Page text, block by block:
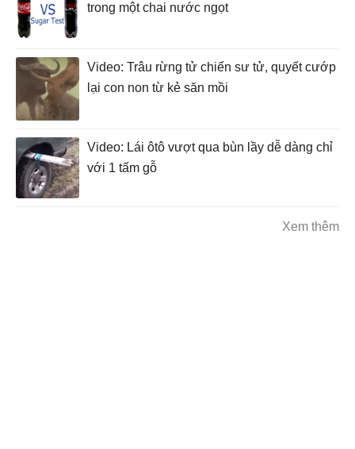
trong một chai nước ngọt
Video: Trâu rừng tử chiến sư tử, quyết cướp
lại con non từ kẻ săn mồi
Video: Lái ôtô vượt qua bùn lầy dễ dàng chỉ
với 1 tấm gỗ
Xem thêm